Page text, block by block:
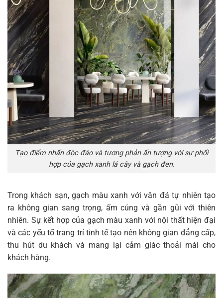
Tạo điểm nhấn độc đáo và tương phản ấn tượng với sự phối
hợp của gạch xanh lá cây và gạch đen.
Trong khách sạn, gạch màu xanh với vân đá tự nhiên tạo
ra không gian sang trọng, ấm cúng và gần gũi với thiên
nhiên. Sự kết hợp của gạch màu xanh với nội thất hiện đại
và các yếu tố trang trí tinh tế tạo nên không gian đẳng cấp,
thu hút du khách và mang lại cảm giác thoải mái cho
khách hàng.